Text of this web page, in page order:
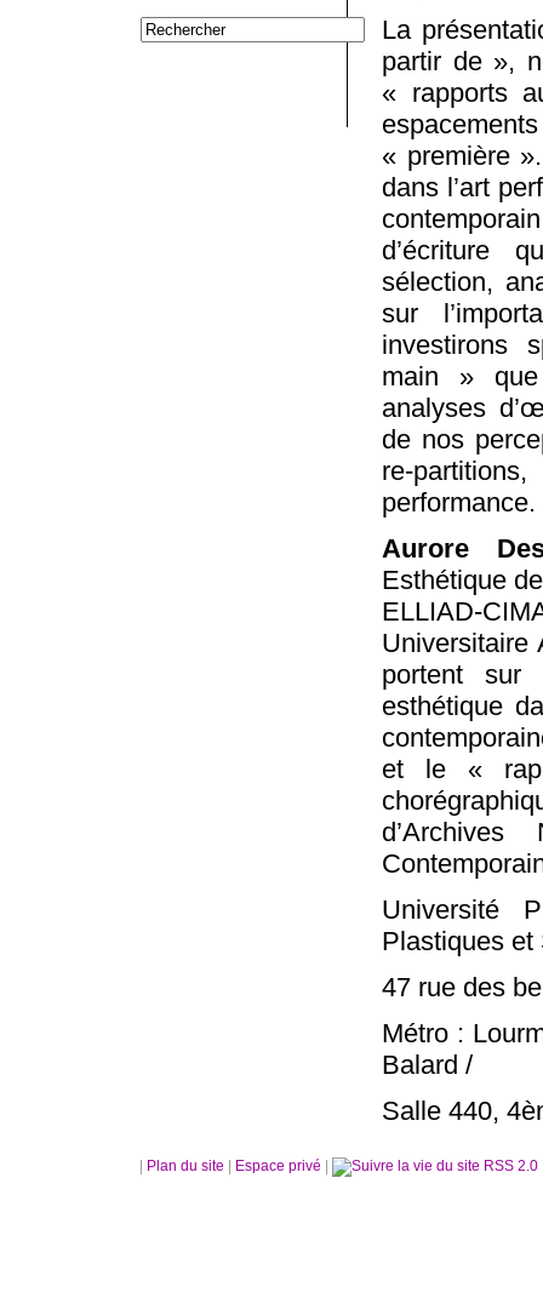
La
partir de »,
« rapports
« première
dans l’art
d’écriture
sélection,
sur
investirons
main » que
analyses
de nos
re-
performance.
Aurore
Esthétique
ELLIAD-
Universitaire
portent
esthétique
et le «
d’Archives
Université
Plastiques et
47 rue des
Métro :
Balard /
Salle 440,
Plan du site Espace privé RSS 2.0